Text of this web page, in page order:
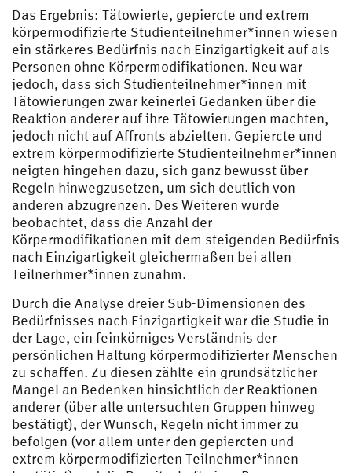
Das Ergebnis: Tätowierte, gepiercte und extrem
körpermodifizierte Studienteilnehmer*innen wiesen
ein stärkeres Bedürfnis nach Einzigartigkeit auf als
Personen ohne Körpermodifikationen. Neu war
jedoch, dass sich Studienteilnehmer*innen mit
Tätowierungen zwar keinerlei Gedanken über die
Reaktion anderer auf ihre Tätowierungen machten,
jedoch nicht auf Affronts abzielten. Gepiercte und
extrem körpermodifizierte Studienteilnehmer*innen
neigten hingehen dazu, sich ganz bewusst über
Regeln hinwegzusetzen, um sich deutlich von
anderen abzugrenzen. Des Weiteren wurde
beobachtet, dass die Anzahl der
Körpermodifikationen mit dem steigenden Bedürfnis
nach Einzigartigkeit gleichermaßen bei allen
Teilnerhmer*innen zunahm.
Durch die Analyse dreier Sub-Dimensionen des
Bedürfnisses nach Einzigartigkeit war die Studie in
der Lage, ein feinkörniges Verständnis der
persönlichen Haltung körpermodifizierter Menschen
zu schaffen. Zu diesen zählte ein grundsätzlicher
Mangel an Bedenken hinsichtlich der Reaktionen
anderer (über alle untersuchten Gruppen hinweg
bestätigt), der Wunsch, Regeln nicht immer zu
befolgen (vor allem unter den gepiercten und
extrem körpermodifizierten Teilnehmer*innen